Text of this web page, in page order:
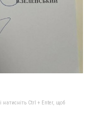
натисніть Ctrl + Enter, щоб